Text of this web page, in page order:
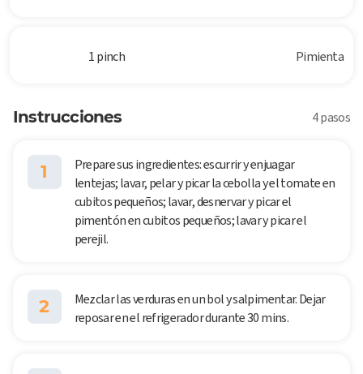
1 pinch Pimienta
Instrucciones 4 pasos
1
Prepare sus ingredientes: escurrir y enjuagar
lentejas; lavar, pelar y picar la cebolla y el tomate en
cubitos pequeños; lavar, desnervar y picar el
pimentón en cubitos pequeños; lavar y picar el
perejil.
2
Mezclar las verduras en un bol y salpimentar. Dejar
reposar en el refrigerador durante 30 mins.